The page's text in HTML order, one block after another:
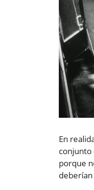
En
conjunto
porque